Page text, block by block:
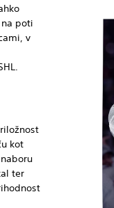
poti
v
kot
ter